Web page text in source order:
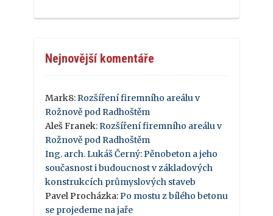
Nejnovější komentáře
Mark8: Rozšíření firemního areálu v
Rožnově pod Radhoštěm
Aleš Franek: Rozšíření firemního areálu v
Rožnově pod Radhoštěm
Ing. arch. Lukáš Černý: Pěnobeton a jeho
současnost i budoucnost v základových
konstrukcích průmyslových staveb
Pavel Procházka: Po mostu z bílého betonu
se projedeme na jaře